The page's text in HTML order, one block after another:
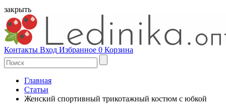
закрыть
Контакты Вход Избранное 0 Корзина
Главная
Статьи
Женский спортивный трикотажный костюм с юбкой